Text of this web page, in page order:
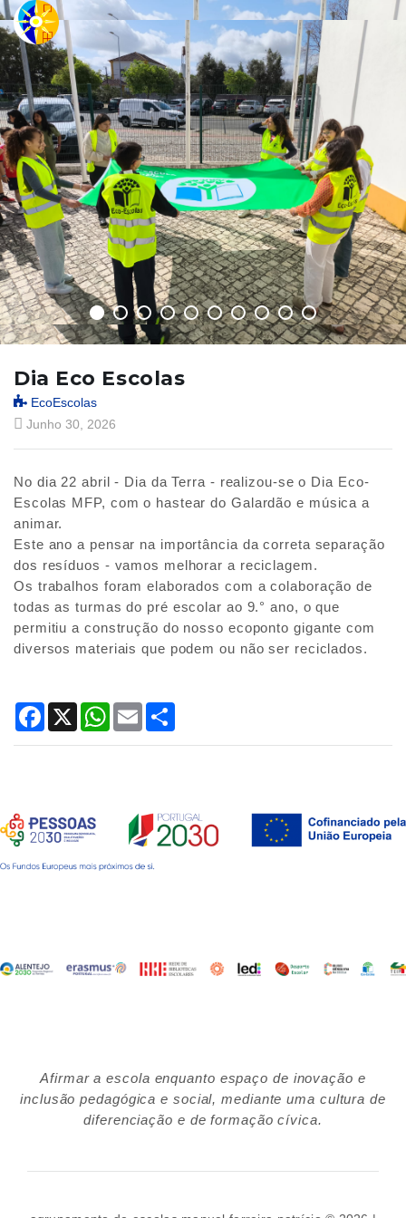
Title
text
Title
text
Dia Eco Escolas
EcoEscolas
Junho 30, 2026
No dia 22 abril - Dia da Terra - realizou-se o Dia Eco-
Escolas MFP, com o hastear do Galardão e música a
animar.
Este ano a pensar na importância da correta separação
dos resíduos - vamos melhorar a reciclagem.
Os trabalhos foram elaborados com a colaboração de
todas as turmas do pré escolar ao 9.° ano, o que
permitiu a construção do nosso ecoponto gigante com
diversos materiais que podem ou não ser reciclados.
Facebook
X WhatsApp
Email
Afirmar a escola enquanto espaço de inovação e
inclusão pedagógica e social, mediante uma cultura de
diferenciação e de formação cívica.